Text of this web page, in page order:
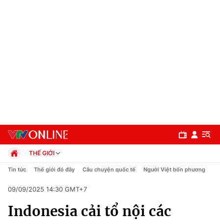
Chuyên mục
THẾ GIỚI
Chính trị
Pháp luật
Kinh tế
Thể thao
Tin tức Thế giới đó đây Câu chuyện quốc tế Người Việt bốn phương
09/09/2025 14:30 GMT+7
Indonesia cải tổ nội các